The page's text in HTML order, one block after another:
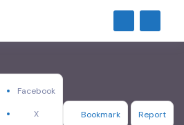
Facebook
X Bookmark Report